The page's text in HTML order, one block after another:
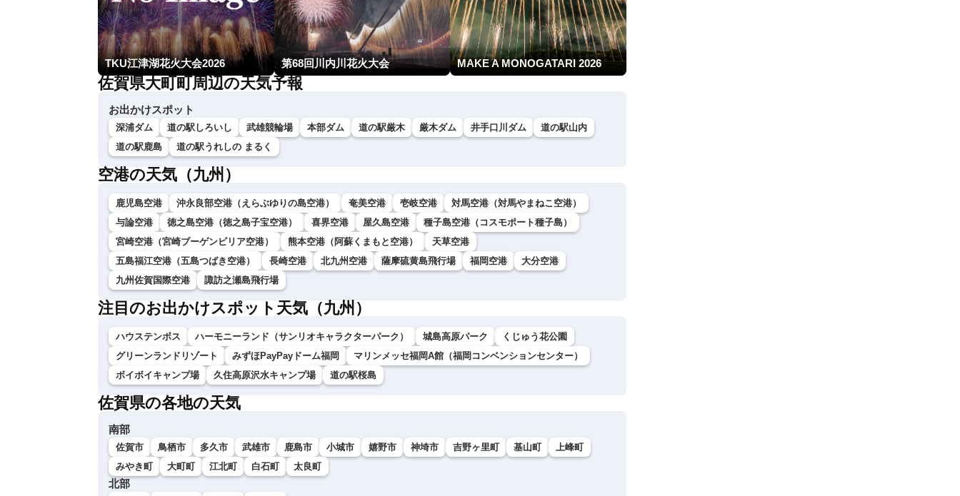
TKU江津湖花火大会2026 第68回川内川花火大会 MAKE A MONOGATARI 2026
佐賀県大町町周辺の天気予報
お出かけスポット
深浦ダム 道の駅しろいし 武雄競輪場 本部ダム 道の駅厳木 厳木ダム 井手口川ダム
道の駅山内
道の駅鹿島
道の駅うれしの まるく
空港の天気（九州）
鹿児島空港 沖永良部空港（えらぶゆりの島空港） 奄美空港 壱岐空港
対馬空港（対馬やまねこ空港）
与論空港
徳之島空港（徳之島子宝空港） 喜界空港 屋久島空港
種子島空港（コスモポート種子島）
宮崎空港（宮崎ブーゲンビリア空港）
熊本空港（阿蘇くまもと空港）
天草空港
五島福江空港（五島つばき空港）
長崎空港 北九州空港 薩摩硫黄島飛行場 福岡空港
大分空港
九州佐賀国際空港
諏訪之瀬島飛行場
注目のお出かけスポット天気（九州）
ハウステンボス ハーモニーランド（サンリオキャラクターパーク） 城島高原パーク
くじゅう花公園
グリーンランドリゾート
みずほPayPayドーム福岡
マリンメッセ福岡A館（福岡コンベンションセンター）
ボイボイキャンプ場
久住高原沢水キャンプ場 道の駅桜島
佐賀県の各地の天気
南部
佐賀市 鳥栖市 多久市 武雄市 鹿島市 小城市 嬉野市 神埼市 吉野ヶ里町 基山町
上峰町
みやき町
大町町 江北町 白石町 太良町
北部